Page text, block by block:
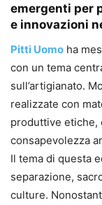
emergenti per
e innovazioni
Pitti Uomo ha
con un tema
sull’artigianato.
realizzate con
produttive etiche,
consapevolezza
Il tema di questa
separazione,
culture.